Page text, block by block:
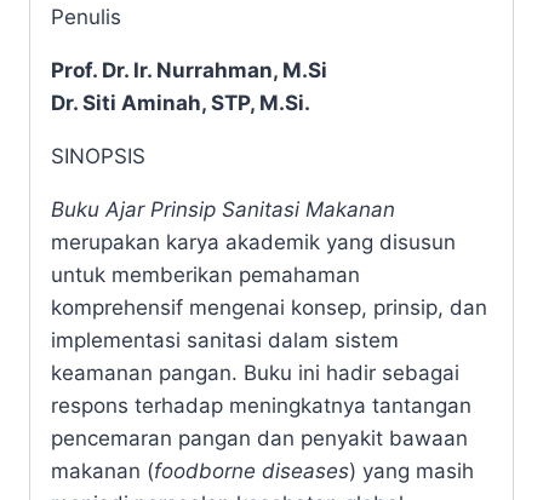
Description
Reviews (0)
Description
PRINSIP SANITASI MAKANAN
Penulis
Prof. Dr. Ir. Nurrahman, M.Si
Dr. Siti Aminah, STP, M.Si.
SINOPSIS
Buku Ajar Prinsip Sanitasi Makanan
merupakan karya akademik yang disusun